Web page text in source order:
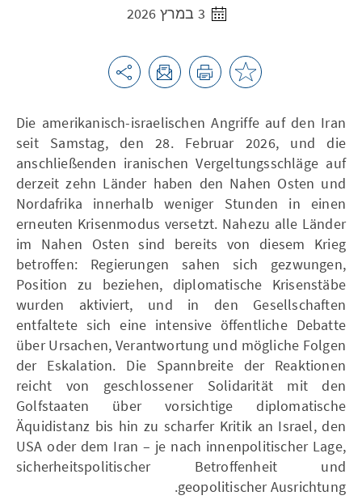
Die amerikanisch-israelischen Angriffe auf den Iran
seit Samstag, den 28. Februar 2026, und die
anschließenden iranischen Vergeltungsschläge auf
derzeit zehn Länder haben den Nahen Osten und
Nordafrika innerhalb weniger Stunden in einen
erneuten Krisenmodus versetzt. Nahezu alle Länder
im Nahen Osten sind bereits von diesem Krieg
betroffen: Regierungen sahen sich gezwungen,
Position zu beziehen, diplomatische Krisenstäbe
wurden aktiviert, und in den Gesellschaften
entfaltete sich eine intensive öffentliche Debatte
über Ursachen, Verantwortung und mögliche Folgen
der Eskalation. Die Spannbreite der Reaktionen
reicht von geschlossener Solidarität mit den
Golfstaaten über vorsichtige diplomatische
Äquidistanz bis hin zu scharfer Kritik an Israel, den
USA oder dem Iran – je nach innenpolitischer Lage,
sicherheitspolitischer Betroffenheit und
geopolitischer Ausrichtung.